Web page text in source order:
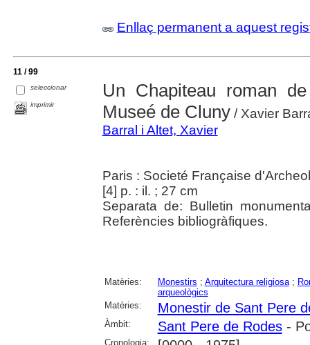
Enllaç permanent a aquest
11 / 99
seleccionar
imprimir
Un Chapiteau roman
Museé de Cluny/ Xavier
Barral i Altet, Xavier
Paris : Societé Française
[4] p. : il. ; 27 cm
Separata de: Bulletin
Referències bibliogràfiques.
Matèries: Monestirs ; Arquitectura religiosa;
arqueològics
Matèries:
Monestir de Sant Pere
Àmbit: Sant Pere de Rodes-
Cronologia: